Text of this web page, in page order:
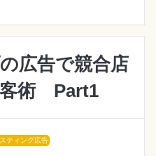
広告で競合店
客術 Part1
ティング広告